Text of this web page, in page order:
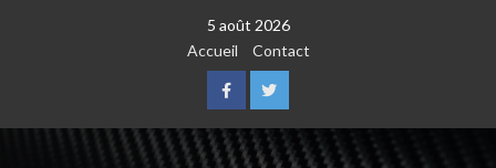
5 août 2026
Accueil
Contact
FacebookTwitter